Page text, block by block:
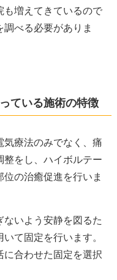
も増えてきているので
べる必要がありま
ている施術の特徴
気療法のみでなく、痛
整をし、ハイボルテー
の治癒促進を行いま
ないよう安静を図るた
て固定を行います。
に合わせた固定を選択